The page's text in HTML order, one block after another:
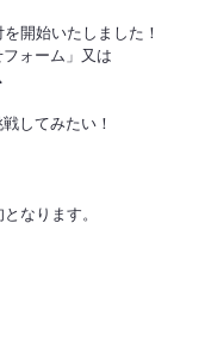
開始いたしました！
ォーム」又は
してみたい！
なります。